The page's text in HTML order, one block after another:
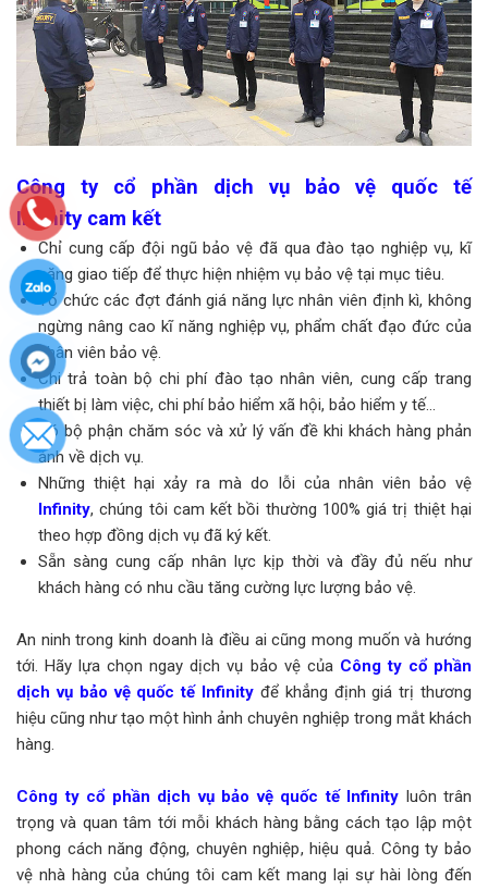
Công ty cổ phần dịch vụ bảo vệ quốc tế
Infinity cam kết
Chỉ cung cấp đội ngũ bảo vệ đã qua đào tạo nghiệp vụ, kĩ
năng giao tiếp để thực hiện nhiệm vụ bảo vệ tại mục tiêu.
Tổ chức các đợt đánh giá năng lực nhân viên định kì, không
ngừng nâng cao kĩ năng nghiệp vụ, phẩm chất đạo đức của
nhân viên bảo vệ.
Chi trả toàn bộ chi phí đào tạo nhân viên, cung cấp trang
thiết bị làm việc, chi phí bảo hiểm xã hội, bảo hiểm y tế...
Có bộ phận chăm sóc và xử lý vấn đề khi khách hàng phản
ánh về dịch vụ.
Những thiệt hại xảy ra mà do lỗi của nhân viên bảo vệ
Infinity, chúng tôi cam kết bồi thường 100% giá trị thiệt hại
theo hợp đồng dịch vụ đã ký kết.
Sẵn sàng cung cấp nhân lực kịp thời và đầy đủ nếu như
khách hàng có nhu cầu tăng cường lực lượng bảo vệ.
An ninh trong kinh doanh là điều ai cũng mong muốn và hướng
tới. Hãy lựa chọn ngay dịch vụ bảo vệ của Công ty cổ phần
dịch vụ bảo vệ quốc tế Infinity để khẳng định giá trị thương
hiệu cũng như tạo một hình ảnh chuyên nghiệp trong mắt khách
hàng.
Công ty cổ phần dịch vụ bảo vệ quốc tế Infinity luôn trân
trọng và quan tâm tới mỗi khách hàng bằng cách tạo lập một
phong cách năng động, chuyên nghiệp, hiệu quả. Công ty bảo
vệ nhà hàng của chúng tôi cam kết mang lại sự hài lòng đến